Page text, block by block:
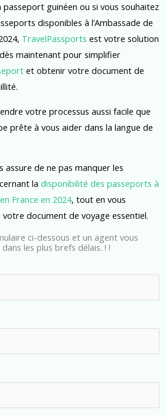
passeport guinéen ou si vous souhaitez
disponibles à l’Ambassade de
TravelPassports est votre solution
maintenant pour simplifier
et obtenir votre document de
votre processus aussi facile que
prête à vous aider dans la langue de
assure de ne pas manquer les
la disponibilité des passeports à
France en 2024, tout en vous
votre document de voyage essentiel.
ci-dessous et un agent vous
les plus brefs délais. ! !